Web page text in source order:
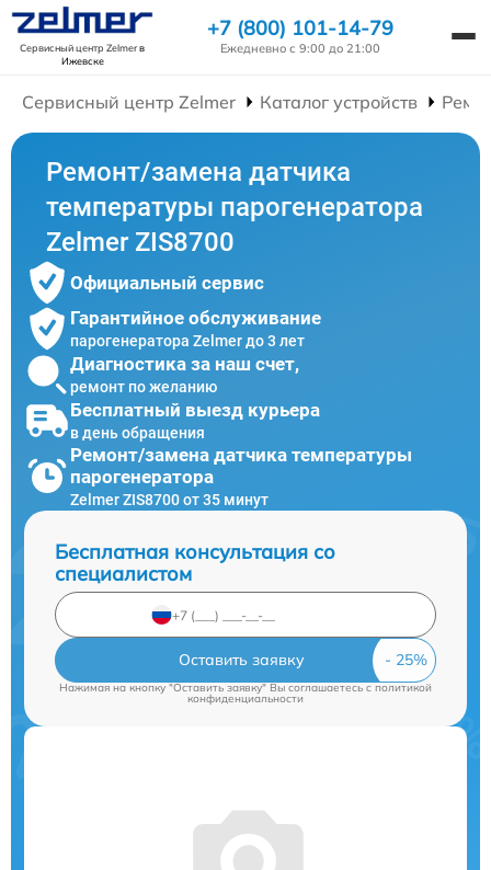
Сервисный центр Zelmerв
Ижевске
+7 (800) 101-14-79
Ежедневно с 9:00 до 21:00
Сервисный центр Zelmer Каталог устройств
Ремонт/замена датчика
температуры парогенератора
Zelmer ZIS8700
Официальный сервис
Гарантийное обслуживание
парогенератора Zelmer до 3 лет
Диагностика за наш счет,
ремонт по желанию
Бесплатный выезд курьера
в день обращения
Ремонт/замена датчика температуры
парогенератора
Zelmer ZIS8700 от 35 минут
Бесплатная консультация со
специалистом
Оставить заявку
Нажимая на кнопку "Оставить заявку" Вы соглашаетесь c политикой
конфиденциальности